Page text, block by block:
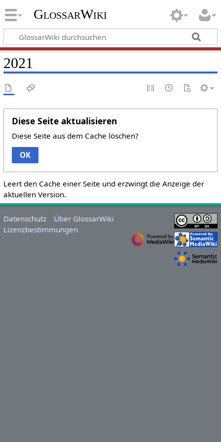
GlossarWiki
2021
Diese Seite aktualisieren
Diese Seite aus dem Cache löschen?
OK
Leert den Cache einer Seite und erzwingt die Anzeige der
aktuellen Version.
Datenschutz
Über GlossarWiki
Lizenzbestimmungen